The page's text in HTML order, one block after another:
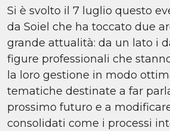
Si è svolto il 7 luglio questo
da Soiel che ha toccato due
grande attualità: da un lato i
figure professionali che
la loro gestione in modo
tematiche destinate a far
prossimo futuro e a
consolidati come i processi